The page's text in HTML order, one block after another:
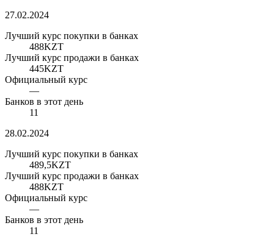
27.02.2024
Лучший курс покупки в банках
488KZT
Лучший курс продажи в банках
445KZT
Официальный курс
—
Банков в этот день
11
28.02.2024
Лучший курс покупки в банках
489,5KZT
Лучший курс продажи в банках
488KZT
Официальный курс
—
Банков в этот день
11